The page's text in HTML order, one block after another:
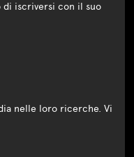
iscriversi con il suo
nelle loro ricerche. Vi